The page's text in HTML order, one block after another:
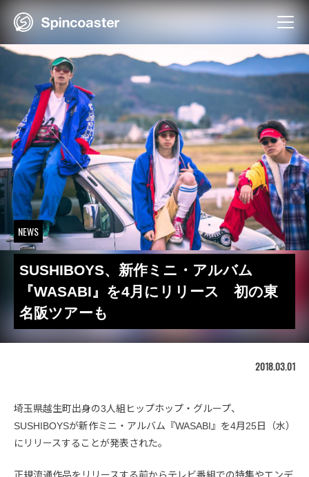
NEWS
SUSHIBOYS、新作ミニ・アルバム
『WASABI』を4月にリリース 初の東
名阪ツアーも
2018.03.01
埼玉県越生町出身の3人組ヒップホップ・グループ、
SUSHIBOYSが新作ミニ・アルバム『WASABI』を4月25日（水）
にリリースすることが発表された。